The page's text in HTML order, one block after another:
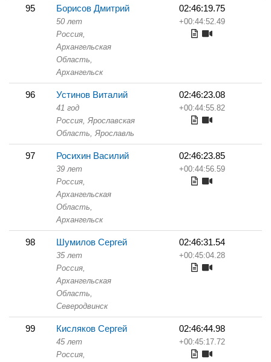
95 Борисов Дмитрий
50 лет
Россия,
Архангельская
Область,
Архангельск
02:46:19.75
+00:44:52.49
96 Устинов Виталий
41 год
Россия, Ярославская
Область, Ярославль
02:46:23.08
+00:44:55.82
97 Росихин Василий
39 лет
Россия,
Архангельская
Область,
Архангельск
02:46:23.85
+00:44:56.59
98 Шумилов Сергей
35 лет
Россия,
Архангельская
Область,
Северодвинск
02:46:31.54
+00:45:04.28
99 Кисляков Сергей
45 лет
Россия,
02:46:44.98
+00:45:17.72